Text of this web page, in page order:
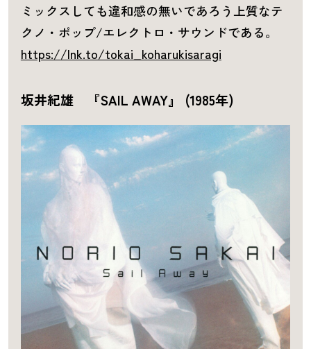
ミックスしても違和感の無いであろう上質なテ
クノ・ポップ/エレクトロ・サウンドである。
https://lnk.to/tokai_koharukisaragi
坂井紀雄 『SAIL AWAY』 (1985年)